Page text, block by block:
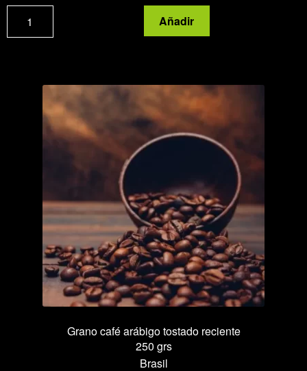
Té
bancha
Añadir
Grano café arábigo tostado reciente
250 grs
Brasil